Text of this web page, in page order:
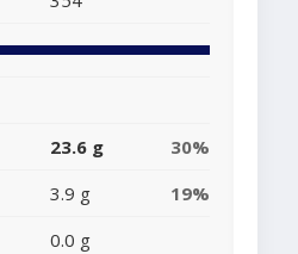
23.6 g
30%
3.9 g
19%
0.0 g